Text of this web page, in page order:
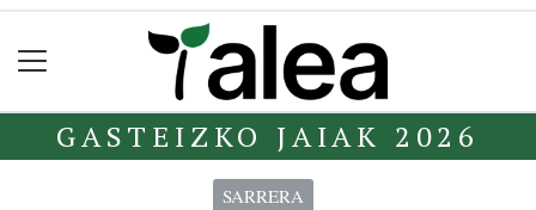
GASTEIZKO JAIAK 2026
SARRERA